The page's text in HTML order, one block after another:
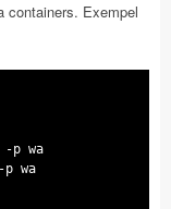
containers. Exempel
p wa
wa